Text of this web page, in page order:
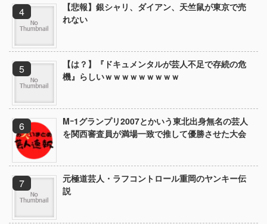
【悲報】銀シャリ、ダイアン、天竺鼠が東京で売
れない
【は？】『ドキュメンタルが芸人不足で存続の危
機』らしいｗｗｗｗｗｗｗｗｗ
Mｰ1グランプリ2007とかいう東北出身無名の芸人
を関西審査員が満場一致で推して優勝させた大会
元極道芸人・ラフコントロール重岡のヤンキー伝
説